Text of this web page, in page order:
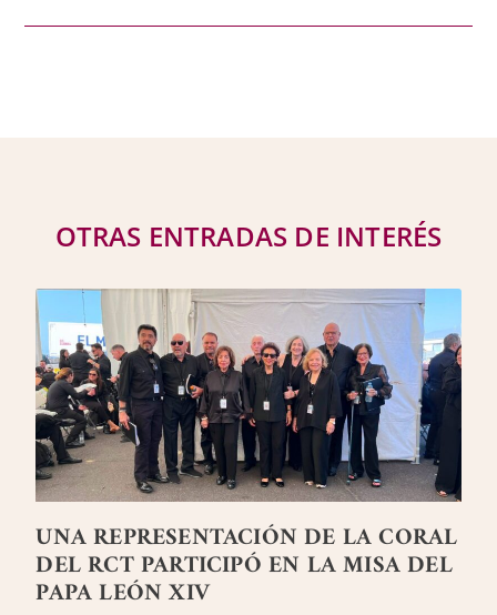
OTRAS ENTRADAS DE INTERÉS
UNA REPRESENTACIÓN DE LA CORAL
DEL RCT PARTICIPÓ EN LA MISA DEL
PAPA LEÓN XIV